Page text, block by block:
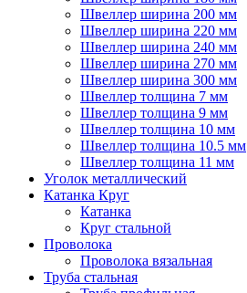
Швеллер ширина 200 мм
Швеллер ширина 220 мм
Швеллер ширина 240 мм
Швеллер ширина 270 мм
Швеллер ширина 300 мм
Швеллер толщина 7 мм
Швеллер толщина 9 мм
Швеллер толщина 10 мм
Швеллер толщина 10.5 мм
Швеллер толщина 11 мм
Уголок металлический
Катанка Круг
Катанка
Круг стальной
Проволока
Проволока вязальная
Труба стальная